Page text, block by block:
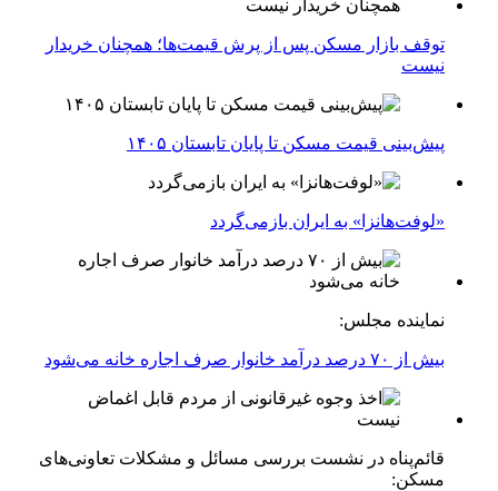
توقف بازار مسکن پس از پرش قیمت‌ها؛ همچنان خریدار
نیست
پیش‌بینی قیمت مسکن تا پایان تابستان ۱۴۰۵
«لوفت‌هانزا» به ایران بازمی‌گردد
نماینده مجلس:
بیش از ۷۰ درصد درآمد خانوار صرف اجاره خانه می‌شود
قائم‌پناه در نشست بررسی مسائل و مشکلات تعاونی‌های
مسکن: